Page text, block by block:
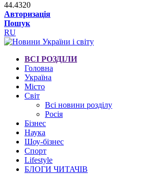
44.4320
Авторизація
Пошук
RU
ВСІ РОЗДІЛИ
Головна
Україна
Місто
Світ
Всі новини розділу
Росія
Бізнес
Наука
Шоу-бізнес
Спорт
Lifestyle
БЛОГИ ЧИТАЧІВ